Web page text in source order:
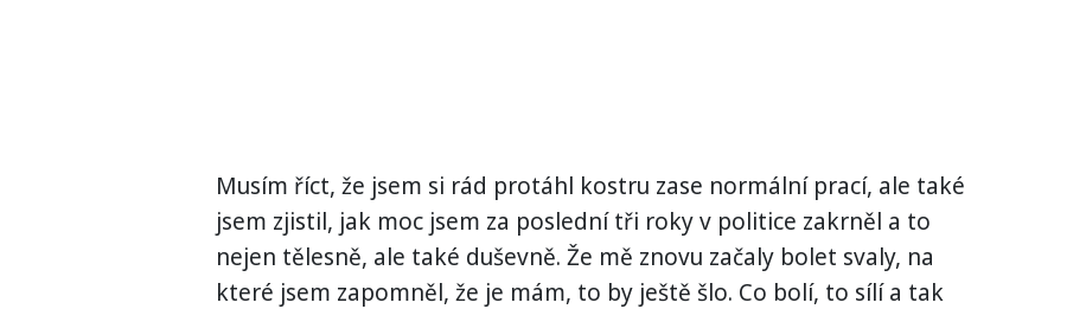
Musím říct, že jsem si rád protáhl kostru zase normální prací, ale také
jsem zjistil, jak moc jsem za poslední tři roky v politice zakrněl a to
nejen tělesně, ale také duševně. Že mě znovu začaly bolet svaly, na
které jsem zapomněl, že je mám, to by ještě šlo. Co bolí, to sílí a tak